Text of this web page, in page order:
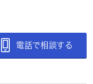
電話で相談する